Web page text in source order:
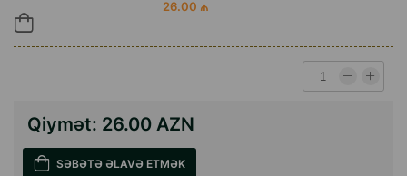
26.00 ₼
Qiymət: 26.00 AZN
SƏBƏTƏ ƏLAVƏ ETMƏK